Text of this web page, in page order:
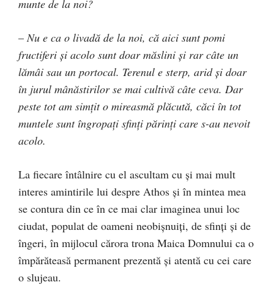
munte de la noi?
–Nu e ca o livadă de la noi, că aici sunt pomi
fructiferi şi acolo sunt doar măslini şi rar câte un
lămâi sau un portocal. Terenul e sterp, arid şi doar
în jurul mânăstirilor se mai cultivă câte ceva. Dar
peste tot am simţit o mireasmă plăcută, căci în tot
muntele sunt îngropaţi sfinţi părinţi care s-au nevoit
acolo.
La fiecare întâlnire cu el ascultam cu şi mai mult
interes amintirile lui despre Athos şi în mintea mea
se contura din ce în ce mai clar imaginea unui loc
ciudat, populat de oameni neobişnuiţi, de sfinţi şi de
îngeri, în mijlocul cărora trona Maica Domnului ca o
împărăteasă permanent prezentă şi atentă cu cei care
o slujeau.